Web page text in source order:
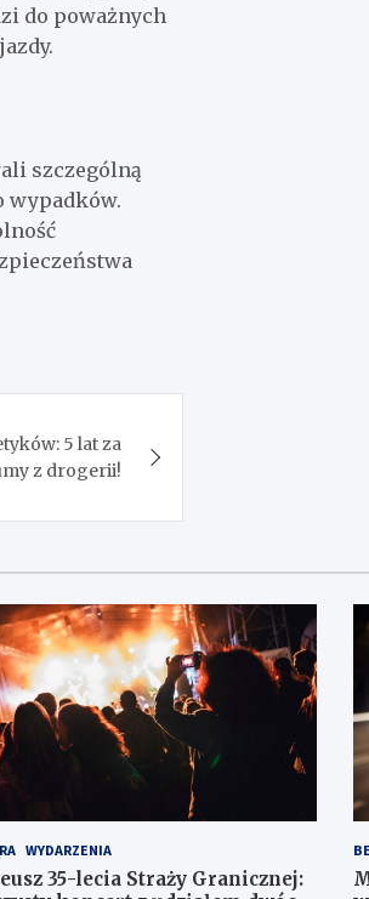
do poważnych
szczególną
wypadków.
5 lat za
z drogerii!
WYDARZENIA
35-lecia Straży Granicznej: